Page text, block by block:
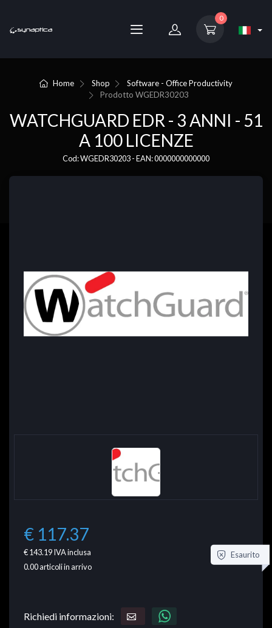
0
Home Shop
Software - Office Productivity
ProdottoWGEDR30203
WATCHGUARD EDR - 3 ANNI - 51
A 100 LICENZE
Cod: WGEDR30203 - EAN: 0000000000000
€ 117.37
€ 143.19IVA inclusa
0.00articoli in arrivo
Esaurito
Richiedi informazioni: